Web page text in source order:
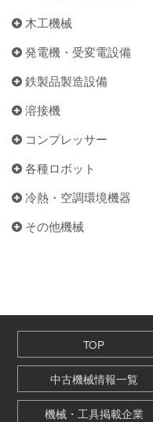
木工機械
発電機・受変電設備
鉄製品製造設備
溶接機
コンプレッサー
各種ロボット
冷熱・空調環境機器
その他機械
TOP
中古機械情報一覧
機械・工具掲載企業